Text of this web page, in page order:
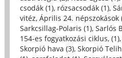
csodák (1), rózsacsodák (1),
vitéz, Április 24. népszokások
Sarkcsillag-Polaris (1), Sarlós
154-es fogyatkozási ciklus, (1),
Skorpió hava (3), Skorpió